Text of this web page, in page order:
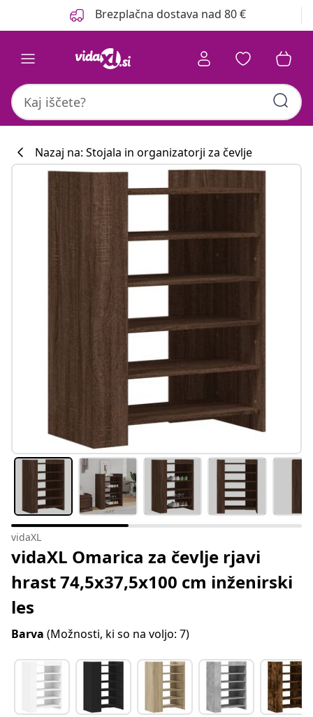
Brezplačna dostava nad 80 €
Nazaj na: Stojala in organizatorji za čevlje
vidaXL
vidaXL Omarica za čevlje rjavi
hrast 74,5x37,5x100 cm inženirski
les
Barva (Možnosti, ki so na voljo: 7)